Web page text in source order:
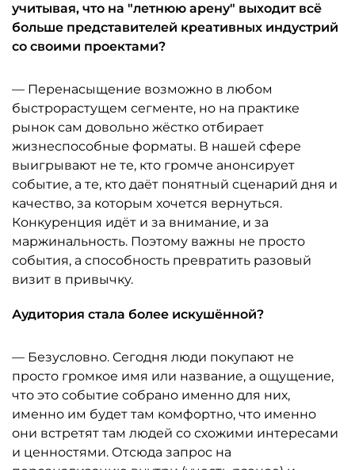
учитывая, что на "летнюю арену" выходит всё
больше представителей креативных индустрий
со своими проектами?
— Перенасыщение возможно в любом
быстрорастущем сегменте, но на практике
рынок сам довольно жёстко отбирает
жизнеспособные форматы. В нашей сфере
выигрывают не те, кто громче анонсирует
событие, а те, кто даёт понятный сценарий дня и
качество, за которым хочется вернуться.
Конкуренция идёт и за внимание, и за
маржинальность. Поэтому важны не просто
события, а способность превратить разовый
визит в привычку.
Аудитория стала более искушённой?
— Безусловно. Сегодня люди покупают не
просто громкое имя или название, а ощущение,
что это событие собрано именно для них,
именно им будет там комфортно, что именно
они встретят там людей со схожими интересами
и ценностями. Отсюда запрос на